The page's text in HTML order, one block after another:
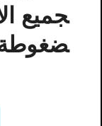
جميع